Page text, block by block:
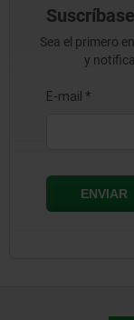
Sea el primero
y